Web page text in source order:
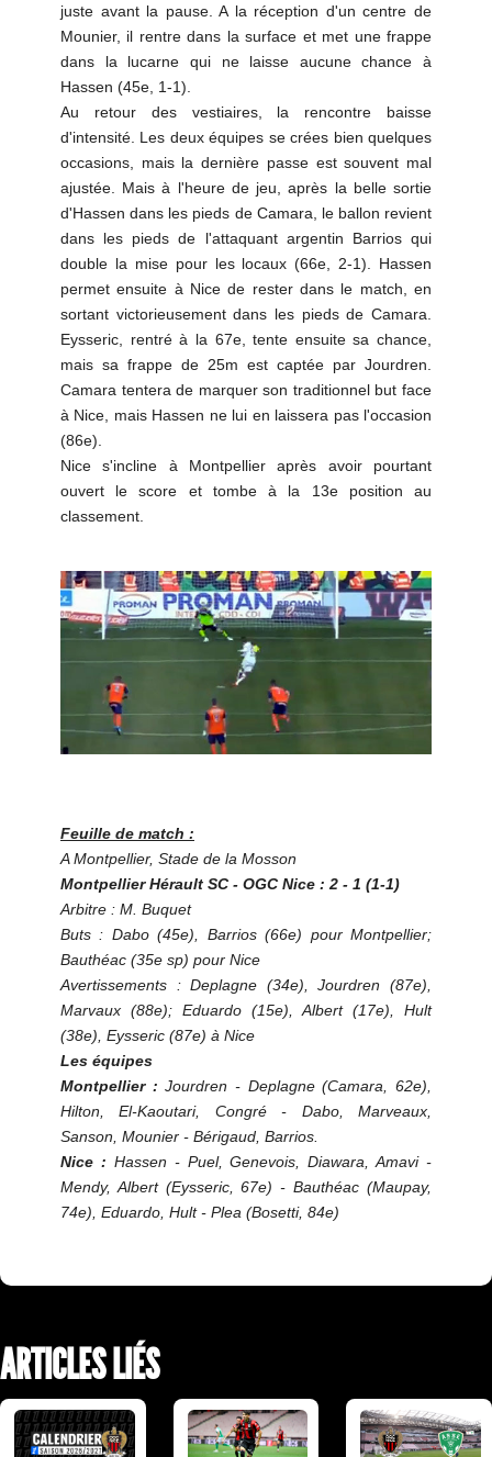
juste avant la pause. A la réception d'un centre de
Mounier, il rentre dans la surface et met une frappe
dans la lucarne qui ne laisse aucune chance à
Hassen (45e, 1-1).
Au retour des vestiaires, la rencontre baisse
d'intensité. Les deux équipes se crées bien quelques
occasions, mais la dernière passe est souvent mal
ajustée. Mais à l'heure de jeu, après la belle sortie
d'Hassen dans les pieds de Camara, le ballon revient
dans les pieds de l'attaquant argentin Barrios qui
double la mise pour les locaux (66e, 2-1). Hassen
permet ensuite à Nice de rester dans le match, en
sortant victorieusement dans les pieds de Camara.
Eysseric, rentré à la 67e, tente ensuite sa chance,
mais sa frappe de 25m est captée par Jourdren.
Camara tentera de marquer son traditionnel but face
à Nice, mais Hassen ne lui en laissera pas l'occasion
(86e).
Nice s'incline à Montpellier après avoir pourtant
ouvert le score et tombe à la 13e position au
classement.
Feuille de match :
A Montpellier, Stade de la Mosson
Montpellier Hérault SC - OGC Nice : 2 - 1 (1-1)
Arbitre : M. Buquet
Buts : Dabo (45e), Barrios (66e) pour Montpellier;
Bauthéac (35e sp) pour Nice
Avertissements : Deplagne (34e), Jourdren (87e),
Marvaux (88e); Eduardo (15e), Albert (17e), Hult
(38e), Eysseric (87e) à Nice
Les équipes
Montpellier :Jourdren - Deplagne (Camara, 62e),
Hilton, El-Kaoutari, Congré - Dabo, Marveaux,
Sanson, Mounier - Bérigaud, Barrios.
Nice : Hassen - Puel, Genevois, Diawara, Amavi -
Mendy, Albert (Eysseric, 67e) - Bauthéac (Maupay,
74e), Eduardo, Hult - Plea (Bosetti, 84e)
ARTICLES LIÉS